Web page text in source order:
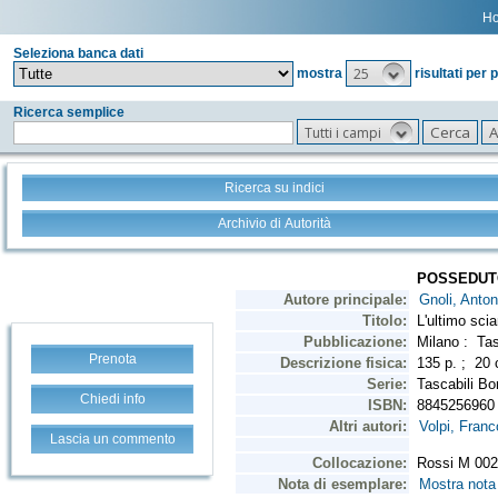
Seleziona banca dati
mostra
25 risultati per
Ricerca semplice
Tutti i campi
Ricerca su indici
Archivio di Autorità
Prenota
Chiedi info
Lascia un commento